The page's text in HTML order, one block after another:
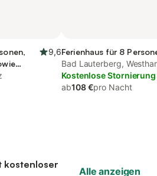
9,6Ferienhaus für 8
Bad Lauterberg,
Kostenlose Stornierung
ab108 €pro Nacht
kostenloser
Alle anzeigen